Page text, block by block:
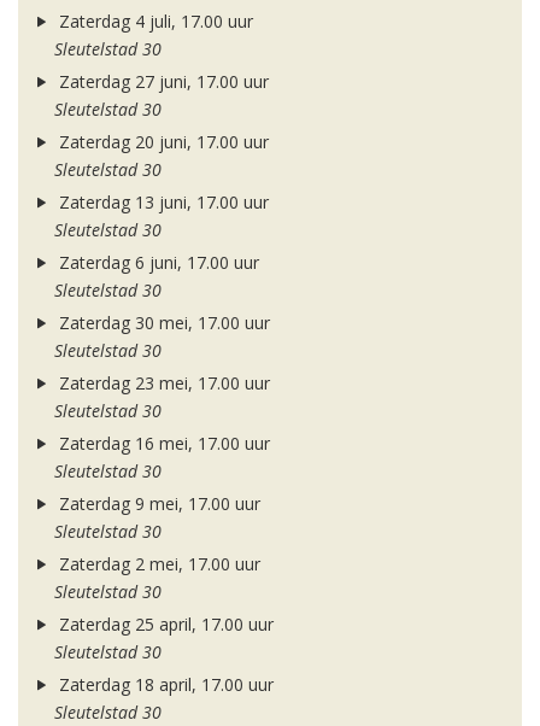
Zaterdag 4 juli, 17.00 uur
Sleutelstad 30
Zaterdag 27 juni, 17.00 uur
Sleutelstad 30
Zaterdag 20 juni, 17.00 uur
Sleutelstad 30
Zaterdag 13 juni, 17.00 uur
Sleutelstad 30
Zaterdag 6 juni, 17.00 uur
Sleutelstad 30
Zaterdag 30 mei, 17.00 uur
Sleutelstad 30
Zaterdag 23 mei, 17.00 uur
Sleutelstad 30
Zaterdag 16 mei, 17.00 uur
Sleutelstad 30
Zaterdag 9 mei, 17.00 uur
Sleutelstad 30
Zaterdag 2 mei, 17.00 uur
Sleutelstad 30
Zaterdag 25 april, 17.00 uur
Sleutelstad 30
Zaterdag 18 april, 17.00 uur
Sleutelstad 30